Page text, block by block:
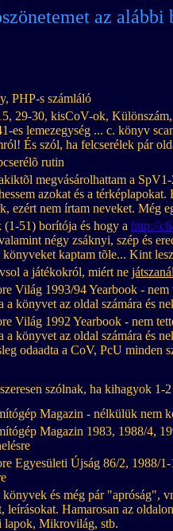
az
PHP-s számláló
29-30, kisCoV-ok,
es lemezegység ... c. könyv
És szól, ha felcserélek pár
rutin
megvásárolhattam a
azokat és a térképlapokat.
ezért nem írtam neveket. Még
51) borítója és hogy a http://
négy zsáknyi, szép és
könyveket kaptam tõle... Kint
a játékokról, miért ne
Világ 1993/94 Yearbook -
a könyvet az oldal számára és
Világ 1992 Yearbook - nem
a könyvet az oldal számára és
odaadta a CoV, PcU minden
szólnak, ha kihagyok 1-
Magazin - nélkülük nem
Magazin 1983, 1988/4,
Egyesületi Újság 86/2, 1988/
és még pár "apróság",
leírásokat. Hamarosan az
lapok, Mikrovilág, stb.